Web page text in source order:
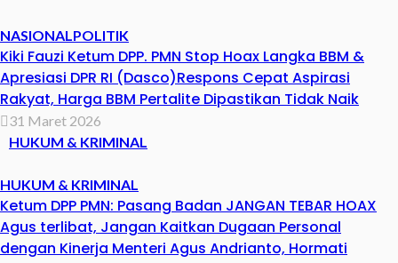
NASIONALPOLITIK
Kiki Fauzi Ketum DPP. PMN Stop Hoax Langka BBM &
Apresiasi DPR RI (Dasco)Respons Cepat Aspirasi
Rakyat, Harga BBM Pertalite Dipastikan Tidak Naik
31 Maret 2026
HUKUM & KRIMINAL
HUKUM & KRIMINAL
Ketum DPP PMN: Pasang Badan JANGAN TEBAR HOAX
Agus terlibat, Jangan Kaitkan Dugaan Personal
dengan Kinerja Menteri Agus Andrianto, Hormati